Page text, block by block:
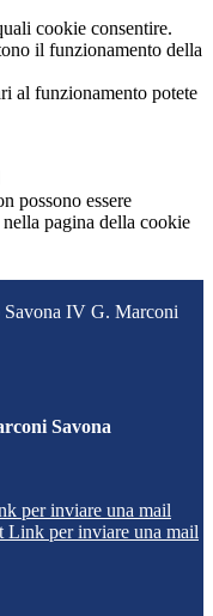
cookie consentire.
il funzionamento della
al funzionamento potete
possono essere
pagina della cookie
IV G. Marconi
Savona
per inviare una mail
Link per inviare una mail